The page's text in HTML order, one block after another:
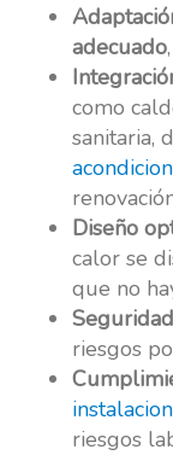
adecuado
como
sanitaria,
Diseño
calor se
que no
riesgos
riesgos